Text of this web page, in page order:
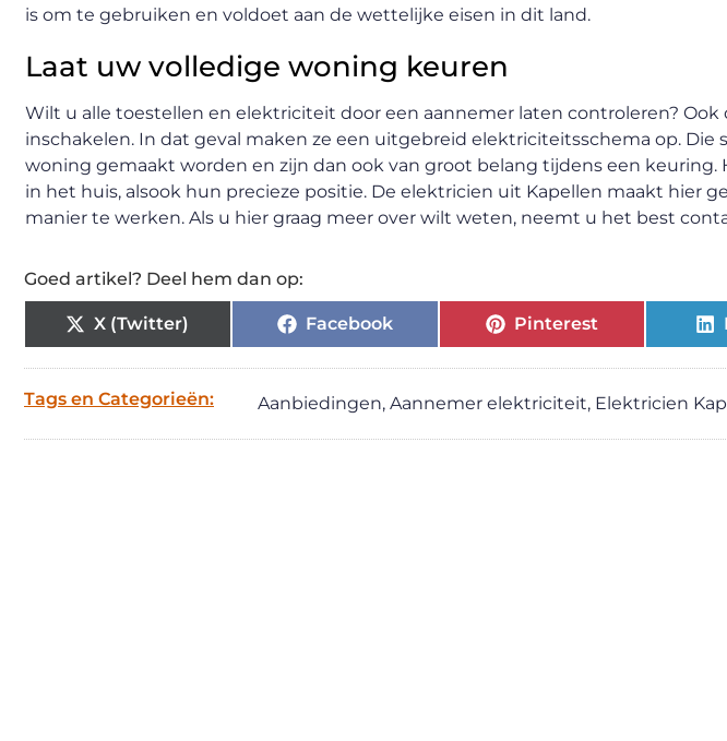
is om te gebruiken en voldoet aan de wettelijke eisen in dit land.
Laat uw volledige woning keuren
Wilt u alle toestellen en elektriciteit door een aannemer laten controleren? Ook
inschakelen. In dat geval maken ze een uitgebreid elektriciteitsschema op. Die
woning gemaakt worden en zijn dan ook van groot belang tijdens een
in het huis, alsook hun precieze positie. De elektricien uit Kapellen maakt hier
manier te werken. Als u hier graag meer over wilt weten, neemt u het best
Goed artikel? Deel hem dan op:
X (Twitter) Facebook Pinterest
Tags en Categorieën: Aanbiedingen, Aannemer elektriciteit, Elektricien